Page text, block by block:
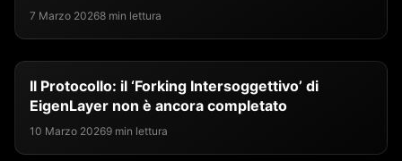
7 Marzo 20268 min lettura
Il Protocollo: il ‘Forking Intersoggettivo’ di
EigenLayer non è ancora completato
10 Marzo 20269 min lettura